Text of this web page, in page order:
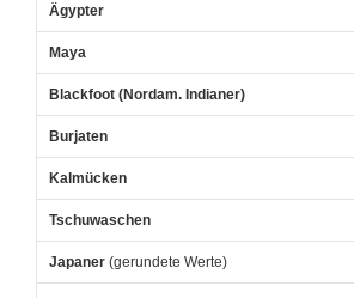
Ägypter
Maya
Blackfoot (Nordam. Indianer)
Burjaten
Kalmücken
Tschuwaschen
Japaner (gerundete Werte)